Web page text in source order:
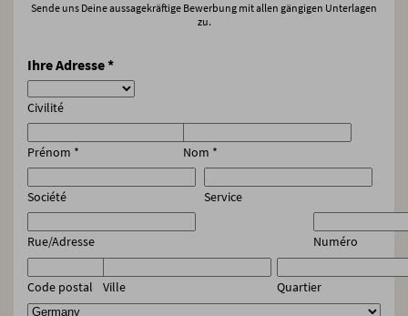
Sende uns Deine aussagekräftige Bewerbung mit allen gängigen Unterlagen
zu.
Ihre Adresse*
Civilité
Prénom * Nom *
Société Service
Rue/Adresse Numéro
Code postal Ville Quartier